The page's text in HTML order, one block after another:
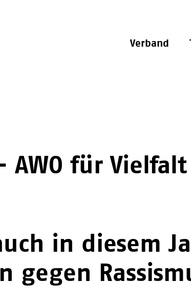
Verband
AWO für
in diesem
gegen